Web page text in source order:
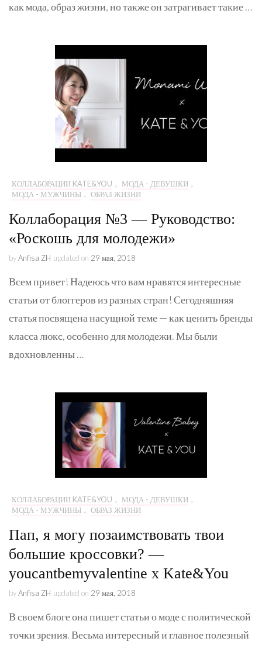
как мода, образ жизни, но также он затрагивает такие …
КОЛЛАБОРАЦИИ KATE&YOU , МОДА - ДЕВУШКИ ,
МОДА - МУЖЧИНЫ , ОБРАЗ ЖИЗНИ
Коллаборация №3 — Руководство:
«Роскошь для молодежи»
byAnfisa ZH updated on 29 мая, 2018
Всем привет! Надеюсь что вам нравятся интересные
статьи от блоггеров из разных стран! Сегодняшняя
статья посвящена насущной теме — как ценить бренды
класса люкс, особенно для молодежи. Мы были
вдохновленны …
КОЛЛАБОРАЦИИ KATE&YOU , МОДА - ДЕВУШКИ ,
МОДА - МУЖЧИНЫ , ОБРАЗ ЖИЗНИ
Пап, я могу позаимствовать твои
большие кроссовки? —
youcantbemyvalentine x Kate&You
byAnfisa ZH updated on 29 мая, 2018
В своем блоге она пишет статьи о моде с политической
точки зрения. Весьма интересный и главное полезный